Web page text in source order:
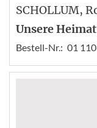
SCHOLLUM,
Unsere
Bestell-Nr.: 01 110